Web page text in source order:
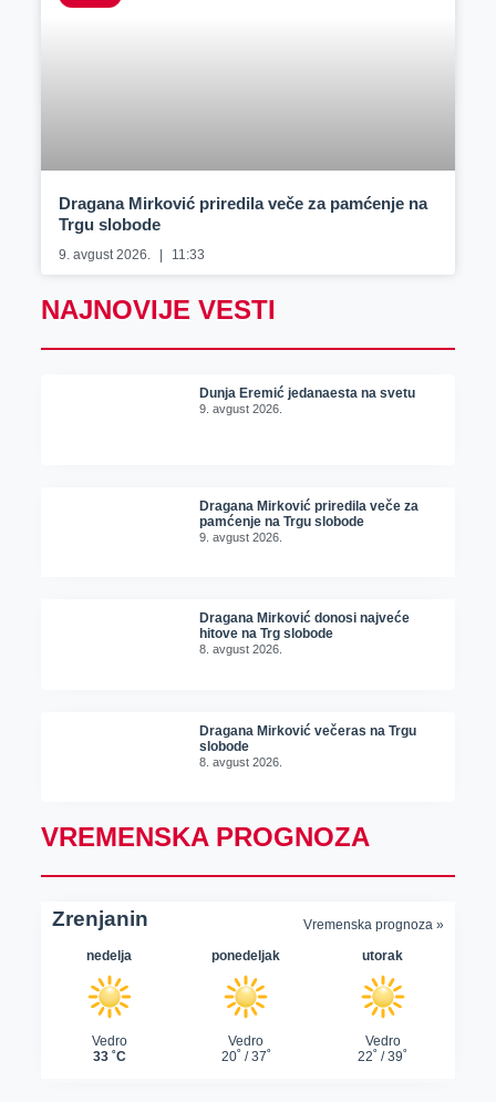
Dragana Mirković priredila veče za pamćenje na
Trgu slobode
9. avgust 2026. 11:33
NAJNOVIJE VESTI
Dunja Eremić jedanaesta na svetu
9. avgust 2026.
Dragana Mirković priredila veče za
pamćenje na Trgu slobode
9. avgust 2026.
Dragana Mirković donosi najveće
hitove na Trg slobode
8. avgust 2026.
Dragana Mirković večeras na Trgu
slobode
8. avgust 2026.
VREMENSKA PROGNOZA